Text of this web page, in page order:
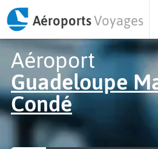
AéroportsVoyages
Aéroport
Guadeloupe
Condé